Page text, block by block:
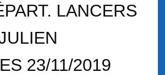
LANCERS
23/11/2019